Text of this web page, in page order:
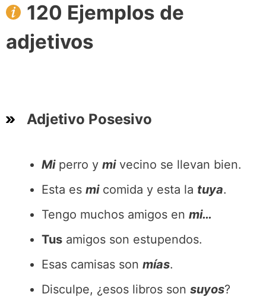
120 Ejemplos de
adjetivos
Adjetivo Posesivo
Mi perro y mi vecino se llevan bien.
Esta es mi comida y esta la tuya.
Tengo muchos amigos en mi…
Tus amigos son estupendos.
Esas camisas son mías.
Disculpe, ¿esos libros son suyos?